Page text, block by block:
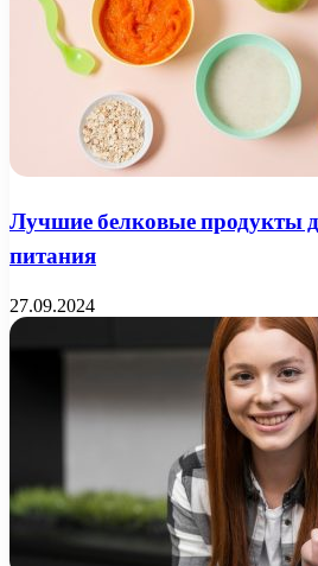
Лучшие белковые продукты
питания
27.09.2024